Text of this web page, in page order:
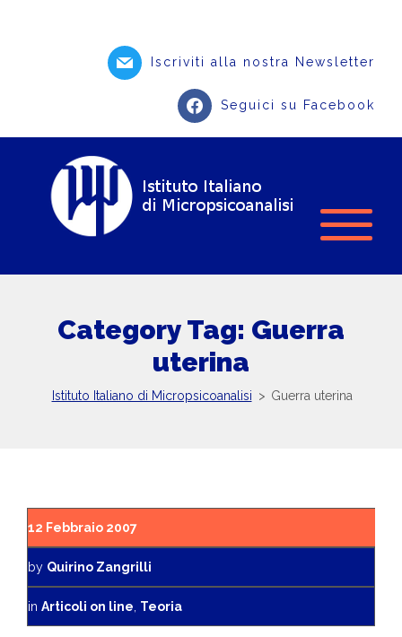
Iscriviti alla nostra Newsletter
Seguici su Facebook
Category Tag: Guerra
uterina
Istituto Italiano di Micropsicoanalisi > Guerra uterina
12 Febbraio 2007
by Quirino Zangrilli
in Articoli on line Teoria